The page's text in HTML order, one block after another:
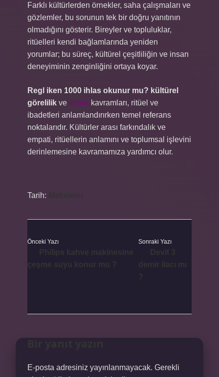
Farklı kültürlerden örnekler, saha çalışmaları ve
gözlemler, bu sorunun tek bir doğru yanıtının
olmadığını gösterir. Bireyler ve topluluklar,
ritüelleri kendi bağlamlarında yeniden
yorumlar; bu süreç, kültürel çeşitliliğin ve insan
deneyiminin zenginliğini ortaya koyar.
Regl iken 1000 ihlas okunur mu? kültürel
görelilik ve kimlik kavramları, ritüel ve
ibadetleri anlamlandırırken temel referans
noktalarıdır. Kültürler arası farkındalık ve
empati, ritüellerin anlamını ve toplumsal işlevini
derinlemesine kavramamıza yardımcı olur.
Tarih:
Önceki Yazı Sonraki Yazı
E-posta adresiniz yayınlanmayacak. Gerekli